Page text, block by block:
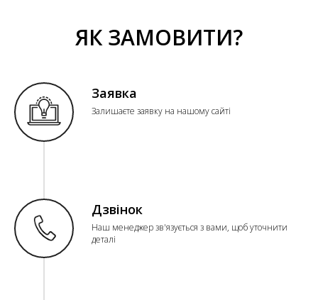
ЯК ЗАМОВИТИ?
Заявка
Залишаєте заявку на нашому сайті
Дзвінок
Наш менеджер зв'язується з вами, щоб уточнити
деталі